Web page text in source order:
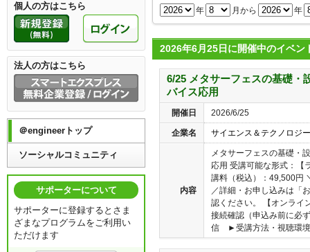
年 月から 年
2026年6月25日に開催中のイベン
6/25 メタサーフェスの基礎・
バイス応用
開催日 2026/6/25
企業名 サイエンス＆テクノロジ
内容
メタサーフェスの基礎・
応用 受講可能な形式：【
講料（税込）：49,500円
／詳細・お申し込みは「
認ください。 【オンラ
接続確認（申込み前に必
信 ►受講方法・視聴環境
個人の方はこちら
法人の方はこちら
＠engineerトップ
ソーシャルコミュニティ
サポーターについて
サポーターに登録するとさま
ざまなプログラムをご利用い
ただけます